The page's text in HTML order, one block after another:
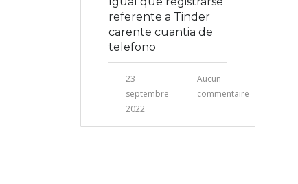
referente a Tinder
carente cuanti­a de
telefono
23
septembre
2022
Aucun
commentaire